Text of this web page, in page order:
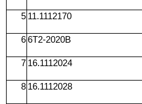
5 11.1112170
66T2-2020B
7 16.1112024
8 16.1112028